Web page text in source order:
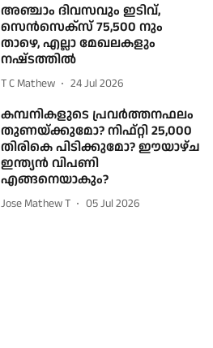
അഞ്ചാം ദിവസവും ഇടിവ്,
സെൻസെക്സ് 75,500 നും
താഴെ, എല്ലാ മേഖലകളും
നഷ്‌ടത്തില്‍
T C Mathew 24 Jul 2026
കമ്പനികളുടെ പ്രവർത്തനഫലം
തുണയ്ക്കുമോ? നിഫ്റ്റി 25,000
തിരികെ പിടിക്കുമോ? ഈയാഴ്ച
ഇന്ത്യൻ വിപണി
എങ്ങനെയാകും?
Jose Mathew T 05 Jul 2026